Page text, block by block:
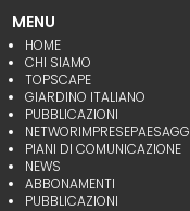
MENU
HOME
CHI SIAMO
TOPSCAPE
GIARDINO ITALIANO
PUBBLICAZIONI
PIANI DI COMUNICAZIONE
NEWS
ABBONAMENTI
PUBBLICAZIONI